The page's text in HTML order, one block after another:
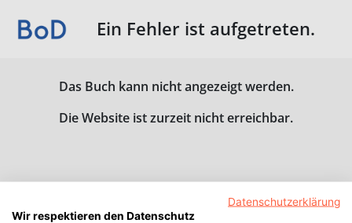
Ein Fehler ist aufgetreten.
Das Buch kann nicht angezeigt werden.
Die Website ist zurzeit nicht erreichbar.
Datenschutzerklärung
Wir respektieren den Datenschutz